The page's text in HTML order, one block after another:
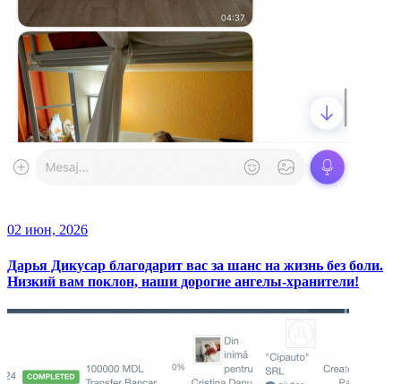
02 июн, 2026
Дарья Дикусар благодарит вас за шанс на жизнь без боли.
Низкий вам поклон, наши дорогие ангелы-хранители!